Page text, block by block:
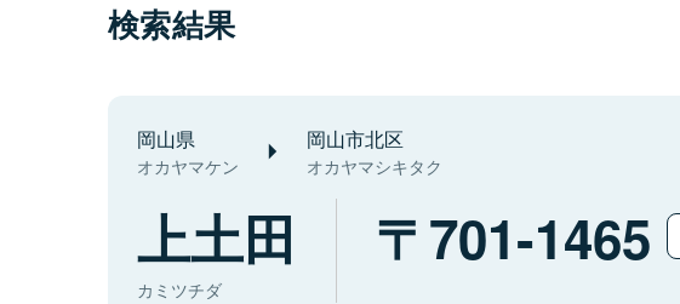
検索結果
岡山県
オカヤマケン
岡山市北区
オカヤマシキタク
上土田
カミツチダ
701-1465